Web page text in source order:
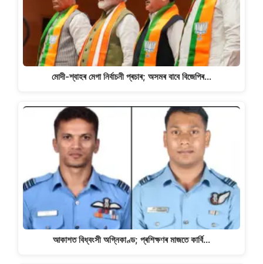
মোদী-শ্বাহৰ মেগা নিৰ্বাচনী প্ৰচাৰ; অসমৰ বাবে বিজেপিৰ…
আকাশত বিধ্বংসী অগ্নিকাণ্ড; প্ৰশিক্ষণৰ মাজতে কাৰ্বি…